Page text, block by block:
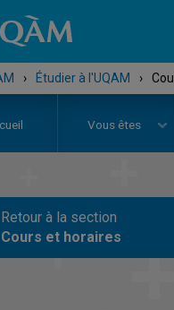
› Étudier à l'UQAM ›
Vous êtes
Retour à la section
Cours et horaires